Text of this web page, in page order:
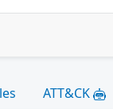
ATT&CK